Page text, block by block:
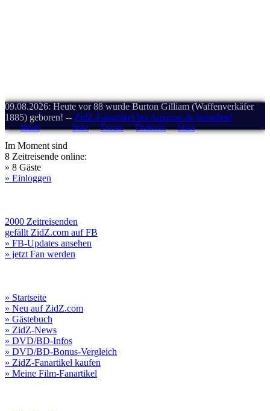
09.08.2026: Heute vor 88 wurde Burton Gilliam (Waffenverkäfer
1885) geboren! -- ZidZ-Fanartikel bei Amazon.de bestellen!
Menü Start Forum Drehorte Stars
Im Moment sind
8 Zeitreisende online:
» 8 Gäste
» Einloggen
2000 Zeitreisenden
gefällt ZidZ.com auf FB
» FB-Updates ansehen
» jetzt Fan werden
» Startseite
» Neu auf ZidZ.com
» Gästebuch
» ZidZ-News
» DVD/BD-Infos
» DVD/BD-Bonus-Vergleich
» ZidZ-Fanartikel kaufen
» Meine Film-Fanartikel